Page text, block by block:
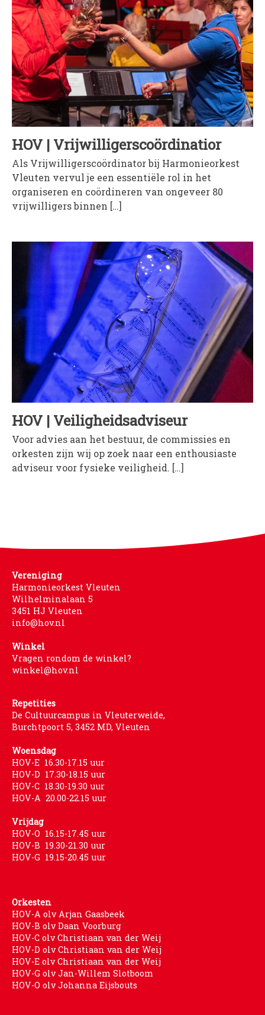
HOV | Vrijwilligerscoördinatior
Als Vrijwilligerscoördinator bij Harmonieorkest
Vleuten vervul je een essentiële rol in het
organiseren en coördineren van ongeveer 80
vrijwilligers binnen […]
HOV | Veiligheids­adviseur
Voor advies aan het bestuur, de commissies en
orkesten zijn wij op zoek naar een enthousiaste
adviseur voor fysieke veiligheid. […]
Vereniging
Harmonieorkest Vleuten
Wilhelminalaan 5
3451 HJ Vleuten
info@hov.nl
Winkel
Vragen rondom de winkel?
winkel@hov.nl
Repetities
De Cultuurcampus in Vleuterweide,
Burchtpoort 5, 3452 MD, Vleuten
Woensdag
HOV-E 16.30-17.15 uur
HOV-D 17.30-18.15 uur
HOV-C 18.30-19.30 uur
HOV-A 20.00-22.15 uur
Vrijdag
HOV-O 16.15-17.45 uur
HOV-B 19.30-21.30 uur
HOV-G 19.15-20.45 uur
Orkesten
HOV-A olv Arjan Gaasbeek
HOV-B olv Daan Voorburg
HOV-C olv Christiaan van der Weij
HOV-D olv Christiaan van der Weij
HOV-E olv Christiaan van der Weij
HOV-G olv Jan-Willem Slotboom
HOV-O olv Johanna Eijsbouts